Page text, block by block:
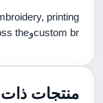
custom brوing support for bulk orders across the الإمارات.
منتجات